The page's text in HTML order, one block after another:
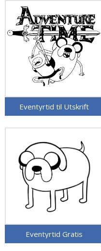
Eventyrtid til Utskrift
Eventyrtid Gratis